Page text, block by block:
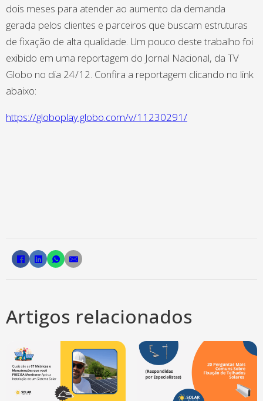
dois meses para atender ao aumento da demanda
gerada pelos clientes e parceiros que buscam estruturas
de fixação de alta qualidade. Um pouco deste trabalho foi
exibido em uma reportagem do Jornal Nacional, da TV
Globo no dia 24/12. Confira a reportagem clicando no link
abaixo:
https://globoplay.globo.com/v/11230291/
Artigos relacionados